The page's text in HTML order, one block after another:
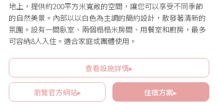
地上，提供約200平方米寬敞的空間，讓您可以享受不同季節
的自然美景。內部以以白色為主調的簡約設計，散發著清新的
氛圍。設有一間臥室、兩個榻榻米房間、用餐室和廚房，最多
可容納8人入住。適合家庭或團體使用。
查看設施詳情▸
瀏覽官方網站▸ 住宿方案▸